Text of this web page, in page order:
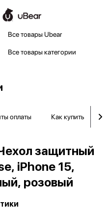
Все товары Ubear
Все товары категории
оплаты Как купить
защитный
iPhone 15,
розовый